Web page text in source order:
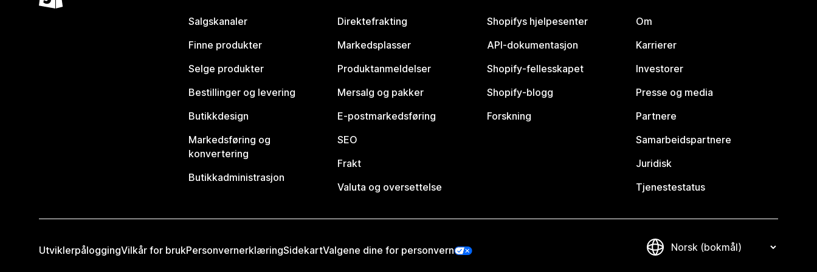
Salgskanaler
Finne produkter
Selge produkter
Bestillinger og levering
Butikkdesign
Markedsføring og
konvertering
Butikkadministrasjon
Direktefrakting
Markedsplasser
Produktanmeldelser
Mersalg og pakker
E-postmarkedsføring
SEO
Frakt
Valuta og oversettelse
Shopifys hjelpesenter
API-dokumentasjon
Shopify-fellesskapet
Shopify-blogg
Forskning
Om
Karrierer
Investorer
Presse og media
Partnere
Samarbeidspartnere
Juridisk
Tjenestestatus
UtviklerpåloggingVilkår for brukPersonvernerklæringSidekartValgene dine for personvern